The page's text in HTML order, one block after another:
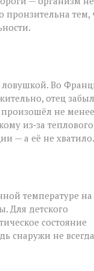
пронзительна тем,
ловушкой. Во
отец забыл
произошёл не менее
из‑за теплового
— а её не хватило.
температуре на
Для детского
состояние
снаружи не всегда